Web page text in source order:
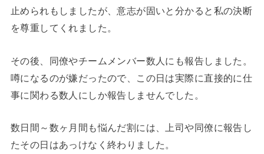
止められもしましたが、意志が固いと分かると私の決断
を尊重してくれました。
その後、同僚やチームメンバー数人にも報告しました。
噂になるのが嫌だったので、この日は実際に直接的に仕
事に関わる数人にしか報告しませんでした。
数日間～数ヶ月間も悩んだ割には、上司や同僚に報告し
たその日はあっけなく終わりました。